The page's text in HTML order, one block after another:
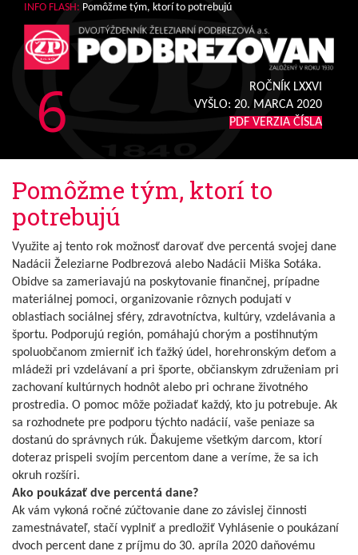
INFO FLASH: Pomôžme tým, ktorí to potrebujú
6
ROČNÍK LXXVI
VYŠLO: 20. MARCA 2020
PDF VERZIA ČÍSLA
Pomôžme tým, ktorí to
potrebujú
Využite aj tento rok možnosť darovať dve percentá svojej dane
Nadácii Železiarne Podbrezová alebo Nadácii Miška Sotáka.
Obidve sa zameriavajú na poskytovanie finančnej, prípadne
materiálnej pomoci, organizovanie rôznych podujatí v
oblastiach sociálnej sféry, zdravotníctva, kultúry, vzdelávania a
športu. Podporujú región, pomáhajú chorým a postihnutým
spoluobčanom zmierniť ich ťažký údel, horehronským deťom a
mládeži pri vzdelávaní a pri športe, občianskym združeniam pri
zachovaní kultúrnych hodnôt alebo pri ochrane životného
prostredia. O pomoc môže požiadať každý, kto ju potrebuje. Ak
sa rozhodnete pre podporu týchto nadácií, vaše peniaze sa
dostanú do správnych rúk. Ďakujeme všetkým darcom, ktorí
doteraz prispeli svojím percentom dane a veríme, že sa ich
okruh rozšíri.
Ako poukázať dve percentá dane?
Ak vám vykoná ročné zúčtovanie dane zo závislej činnosti
zamestnávateľ, stačí vyplniť a predložiť Vyhlásenie o poukázaní
dvoch percent dane z príjmu do 30. apríla 2020 daňovému